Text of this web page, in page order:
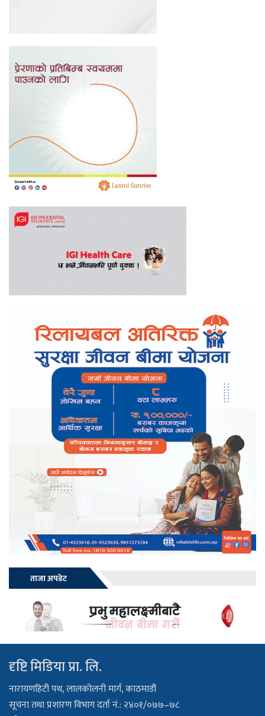
ताजा अपडेट
दृष्टि मिडिया प्रा. लि.
नारायणहिटी पथ, लालकोलनी मार्ग, काठमाडौं
सूचना तथा प्रशारण विभाग दर्ता नं.: २४०१/०७७–७८